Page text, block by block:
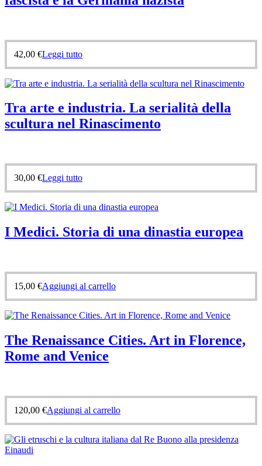
42,00 €Leggi tutto
Tra arte e industria. La serialità della
scultura nel Rinascimento
30,00 €Leggi tutto
I Medici. Storia di una dinastia europea
15,00 €Aggiungi al carrello
The Renaissance Cities. Art in Florence,
Rome and Venice
120,00 €Aggiungi al carrello